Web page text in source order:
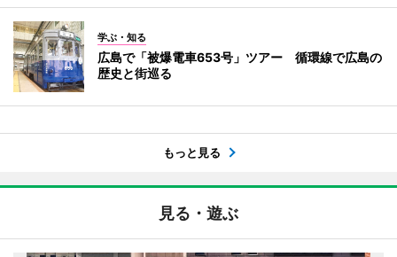
学ぶ・知る
広島で「被爆電車653号」ツアー 循環線で広島の
歴史と街巡る
もっと見る
見る・遊ぶ